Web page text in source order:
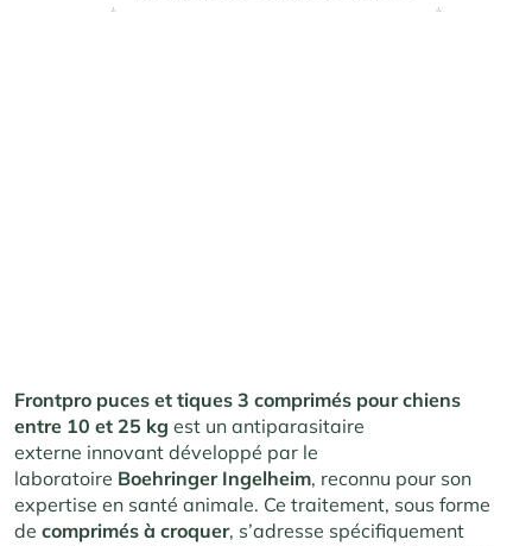
Frontpro puces et tiques 3 comprimés pour chiens
entre 10 et 25 kg est un antiparasitaire
externe innovant développé par le
laboratoire Boehringer Ingelheim, reconnu pour son
expertise en santé animale. Ce traitement, sous forme
de comprimés à croquer, s’adresse spécifiquement